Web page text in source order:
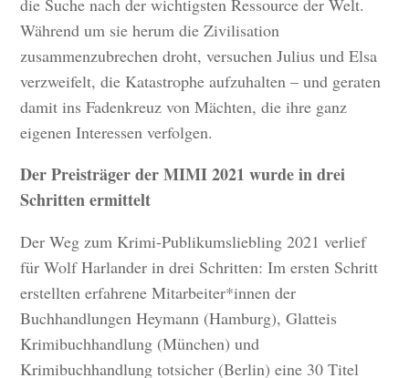
die Suche nach der wichtigsten Ressource der Welt.
Während um sie herum die Zivilisation
zusammenzubrechen droht, versuchen Julius und Elsa
verzweifelt, die Katastrophe aufzuhalten – und geraten
damit ins Fadenkreuz von Mächten, die ihre ganz
eigenen Interessen verfolgen.
Der Preisträger der MIMI 2021 wurde in drei
Schritten ermittelt
Der Weg zum Krimi-Publikumsliebling 2021 verlief
für Wolf Harlander in drei Schritten: Im ersten Schritt
erstellten erfahrene Mitarbeiter*innen der
Buchhandlungen Heymann (Hamburg), Glatteis
Krimibuchhandlung (München) und
Krimibuchhandlung totsicher (Berlin) eine 30 Titel